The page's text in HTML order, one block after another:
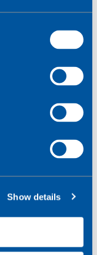
Show details
een
veiliger